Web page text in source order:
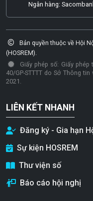
Ngân hàng:
Bản quyền thuộc về Hội
(HOSREM).
Giấy phép số: Giấy
40/GP-STTTT do Sở Thông
2021.
LIÊN KẾT NHANH
Đăng ký - Gia hạn
Sự kiện HOSREM
Thư viện số
Báo cáo hội nghị